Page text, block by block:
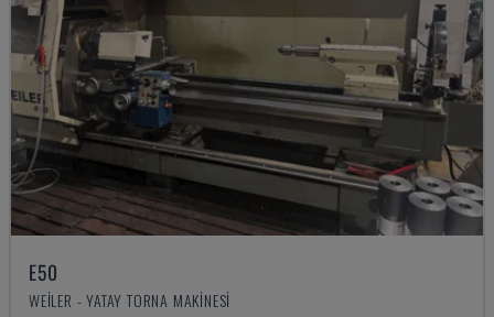
E50
WEILER - YATAY TORNA MAKINESI